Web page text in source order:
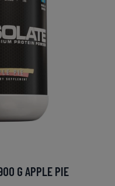
G APPLE PIE